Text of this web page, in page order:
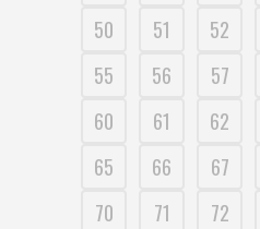
50
51 52
55
56 57
60
61 62
65
66 67
70
71 72